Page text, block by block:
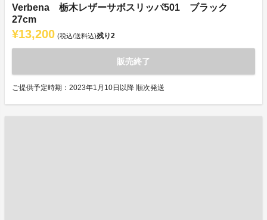
Verbena 栃木レザーサボスリッパ501 ブラック
27cm
¥13,200 (税込/送料込)残り2
販売終了
ご提供予定時期：2023年1月10日以降 順次発送